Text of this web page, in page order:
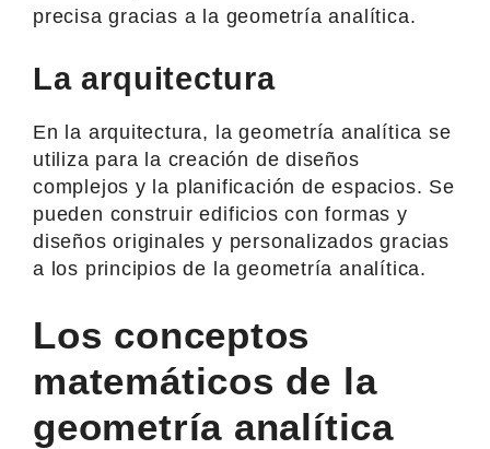
precisa gracias a la geometría analítica.
La arquitectura
En la arquitectura, la geometría analítica se
utiliza para la creación de diseños
complejos y la planificación de espacios. Se
pueden construir edificios con formas y
diseños originales y personalizados gracias
a los principios de la geometría analítica.
Los conceptos
matemáticos de la
geometría analítica